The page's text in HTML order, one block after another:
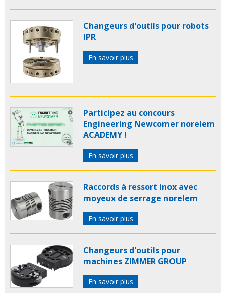
Changeurs d'outils pour robots
IPR
En savoir plus
Participez au concours
Engineering Newcomer norelem
ACADEMY !
En savoir plus
Raccords à ressort inox avec
moyeux de serrage norelem
En savoir plus
Changeurs d'outils pour
machines ZIMMER GROUP
En savoir plus